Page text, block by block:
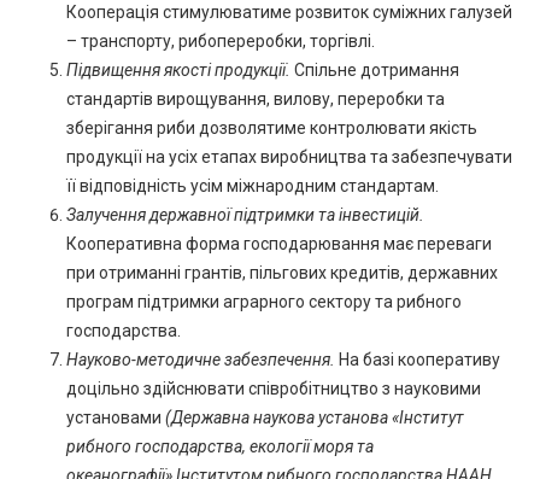
Кооперація стимулюватиме розвиток суміжних галузей
– транспорту, рибопереробки, торгівлі.
Підвищення якості продукції. Спільне дотримання
стандартів вирощування, вилову, переробки та
зберігання риби дозволятиме контролювати якість
продукції на усіх етапах виробництва та забезпечувати
її відповідність усім міжнародним стандартам.
Залучення державної підтримки та інвестицій.
Кооперативна форма господарювання має переваги
при отриманні грантів, пільгових кредитів, державних
програм підтримки аграрного сектору та рибного
господарства.
Науково-методичне забезпечення. На базі кооперативу
доцільно здійснювати співробітництво з науковими
установами (Державна наукова установа «Інститут
рибного господарства, екології моря та
океанографії», Інститутом рибного господарства НААН